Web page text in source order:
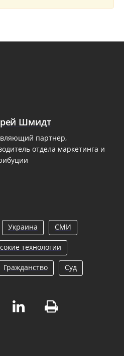
Шмидт
партнер,
отдела маркетинга и
Украина СМИ
технологии
Гражданство
Суд